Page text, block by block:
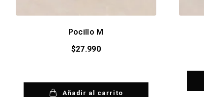
Pocillo M
$27.990
Añadir al carrito